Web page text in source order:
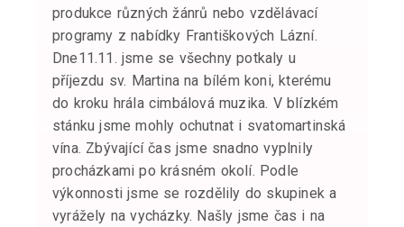
produkce různých žánrů nebo vzdělávací
programy z nabídky Františkových Lázní.
Dne11.11. jsme se všechny potkaly u
příjezdu sv. Martina na bílém koni, kterému
do kroku hrála cimbálová muzika. V blízkém
stánku jsme mohly ochutnat i svatomartinská
vína. Zbývající čas jsme snadno vyplnily
procházkami po krásném okolí. Podle
výkonnosti jsme se rozdělily do skupinek a
vyrážely na vycházky. Našly jsme čas i na